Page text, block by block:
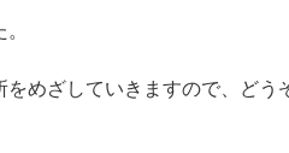
めざしていきますので、どう